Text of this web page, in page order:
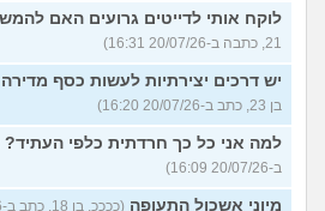
לוקח אותי לדייטים גרועים האם
21, כתבה ב-20/07/26 16:31)
יש דרכים יצירתיות לעשות כסף
בן 23, כתב ב-20/07/26 16:20)
למה אני כל כך חרדתית כלפי העתיד?
ב-20/07/26 16:09)
מיוני אשכול התעופה (ככככ, בן 18, כתב ב-20/07/26 16:00)